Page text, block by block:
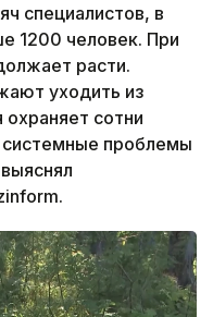
специалистов, в
1200 человек. При
расти.
уходить из
охраняет сотни
системные проблемы